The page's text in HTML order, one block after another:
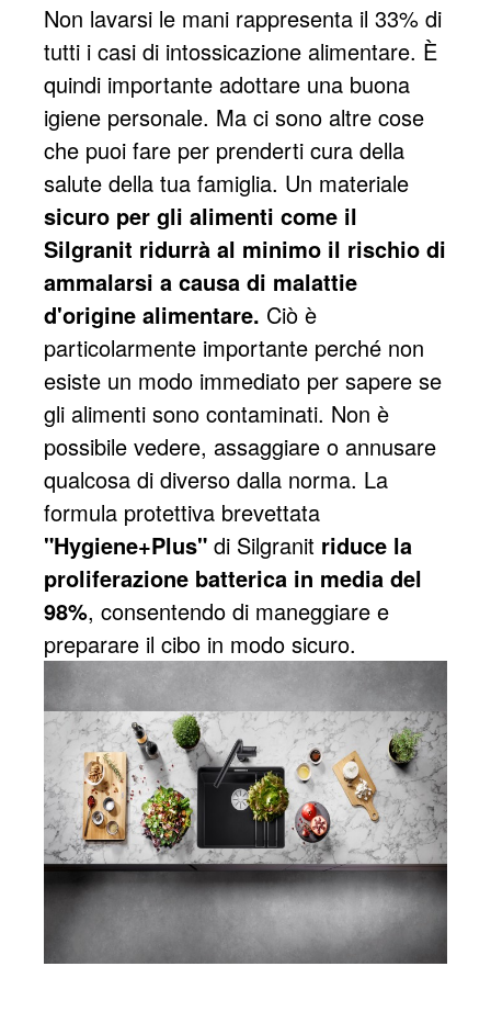
Non lavarsi le mani rappresenta il 33% di
tutti i casi di intossicazione alimentare. È
quindi importante adottare una buona
igiene personale. Ma ci sono altre cose
che puoi fare per prenderti cura della
salute della tua famiglia. Un materiale
sicuro per gli alimenti come il
Silgranit ridurrà al minimo il rischio di
ammalarsi a causa di malattie
d'origine alimentare. Ciò è
particolarmente importante perché non
esiste un modo immediato per sapere se
gli alimenti sono contaminati. Non è
possibile vedere, assaggiare o annusare
qualcosa di diverso dalla norma. La
formula protettiva brevettata
"Hygiene+Plus" di Silgranit riduce la
proliferazione batterica in media del
98%, consentendo di maneggiare e
preparare il cibo in modo sicuro.